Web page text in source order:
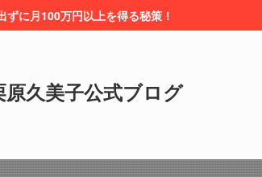
に月100万円以上を得る秘策！
久美子公式ブログ